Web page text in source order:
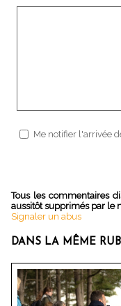
Me notifier l'arrivée
Tous les commentaires
aussitôt supprimés par le
Signaler un abus
DANS LA MÊME